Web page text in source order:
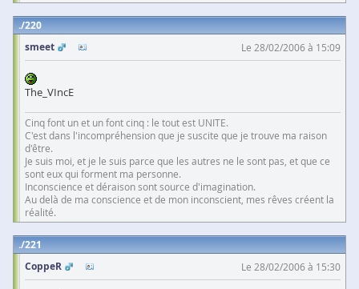
220
smeet
Le 28/02/2006 à 15:09
The_VIncE
Cinq font un et un font cinq : le tout est UNITE.
C'est dans l'incompréhension que je suscite que je trouve ma raison
d'être.
Je suis moi, et je le suis parce que les autres ne le sont pas, et que ce
sont eux qui forment ma personne.
Inconscience et déraison sont source d'imagination.
Au delà de ma conscience et de mon inconscient, mes rêves créent la
réalité.
221
CoppeR
Le 28/02/2006 à 15:30